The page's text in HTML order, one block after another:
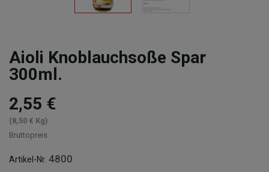
Aioli Knoblauchsoße Spar
300ml.
2,55 €
(8,50 € Kg)
Bruttopreis
Artikel-Nr. 4800